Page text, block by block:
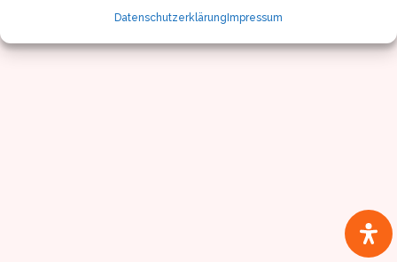
Datenschutzerklärung Impressum